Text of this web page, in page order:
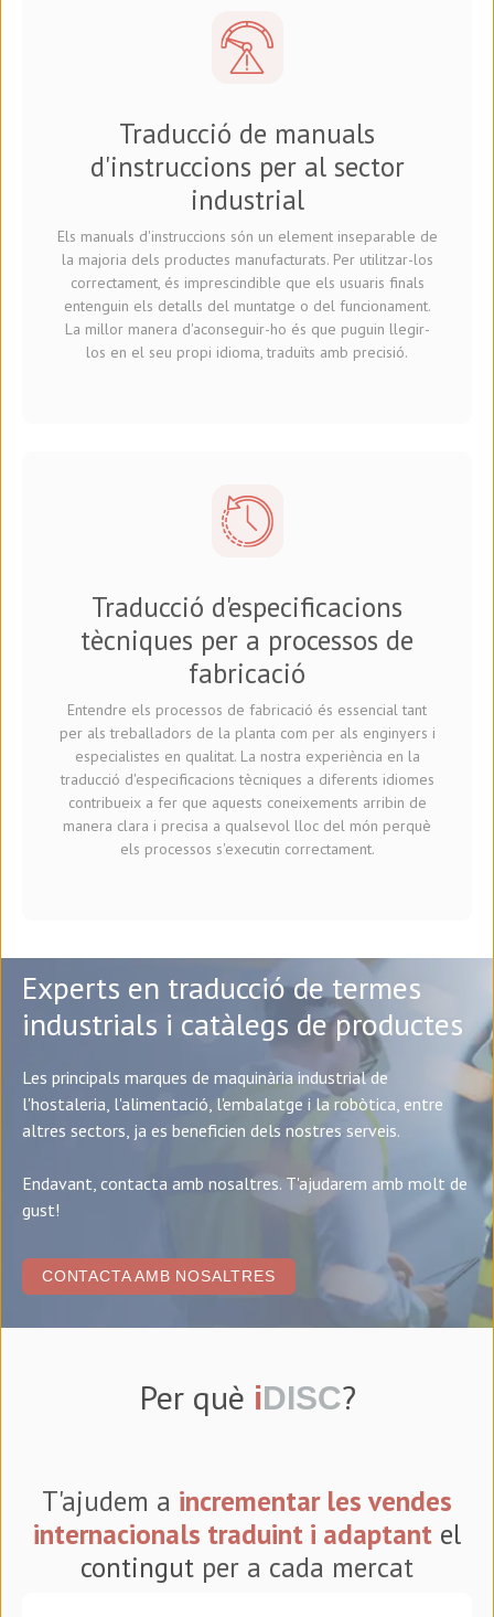
Traducció de manuals
d'instruccions per al sector
industrial
Els manuals d'instruccions són un element inseparable de
la majoria dels productes manufacturats. Per utilitzar-los
correctament, és imprescindible que els usuaris finals
entenguin els detalls del muntatge o del funcionament.
La millor manera d'aconseguir-ho és que puguin llegir-
los en el seu propi idioma, traduïts amb precisió.
Traducció d'especificacions
tècniques per a processos de
fabricació
Entendre els processos de fabricació és essencial tant
per als treballadors de la planta com per als enginyers i
especialistes en qualitat. La nostra experiència en la
traducció d'especificacions tècniques a diferents idiomes
contribueix a fer que aquests coneixements arribin de
manera clara i precisa a qualsevol lloc del món perquè
els processos s'executin correctament.
Experts en traducció de termes
industrials i catàlegs de productes
Les principals marques de maquinària industrial de
l'hostaleria, l'alimentació, l'embalatge i la robòtica, entre
altres sectors, ja es beneficien dels nostres serveis.
Endavant, contacta amb nosaltres. T'ajudarem amb molt de
gust!
CONTACTA AMB NOSALTRES
Per què iDISC?
T'ajudem a incrementar les vendes
internacionals traduint i adaptant el
contingut per a cada mercat